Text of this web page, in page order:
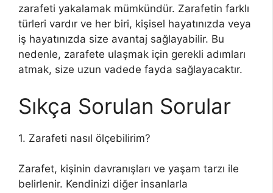
zarafeti yakalamak mümkündür. Zarafetin farklı
türleri vardır ve her biri, kişisel hayatınızda veya
iş hayatınızda size avantaj sağlayabilir. Bu
nedenle, zarafete ulaşmak için gerekli adımları
atmak, size uzun vadede fayda sağlayacaktır.
Sıkça Sorulan Sorular
1. Zarafeti nasıl ölçebilirim?
Zarafet, kişinin davranışları ve yaşam tarzı ile
belirlenir. Kendinizi diğer insanlarla